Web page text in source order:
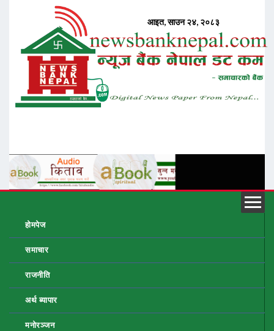
होमपेज
समाचार
राजनीति
अर्थ ब्यापार
मनोरञ्जन